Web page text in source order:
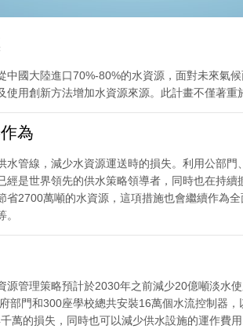
中國大陸進口70%-80%的水資源，面對未來氣
使用創新方法增加水資源來源。此計畫不僅著重
為
水管線，減少水資源運送時的損失。利用公部
經是世界領先的供水策略領導者，同時也在持
省2700萬噸的水資源，這項措施也會繼續作為
源管理策略預計於2030年之前減少20億噸淡水
部門和300座學校總共安裝16萬個水流控制器
萬的損失，同時也可以減少供水設施的運作費